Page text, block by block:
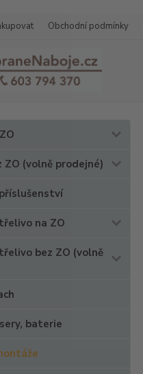
Obchodní podmínky
ZO (volně prodejné)
na ZO
bez ZO (volně
baterie